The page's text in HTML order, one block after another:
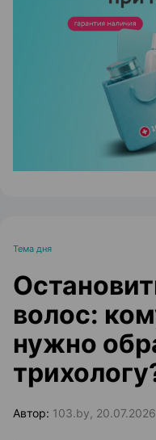
Тема дня
волос:
нужно
Автор: 103.by, 20.07.2026